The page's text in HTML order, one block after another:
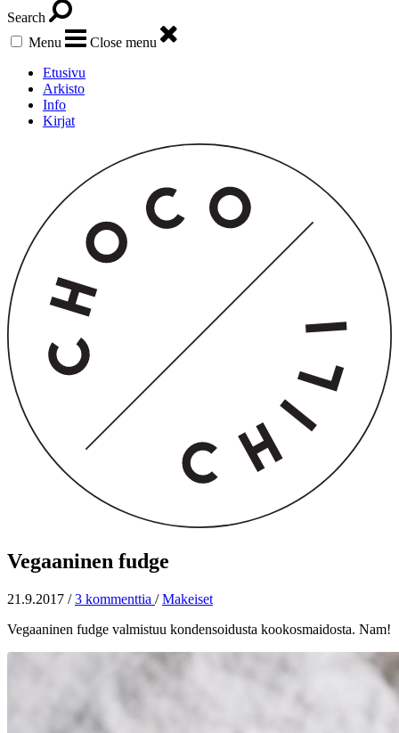
Search
Menu
Close menu
Etusivu
Arkisto
Info
Kirjat
Vegaaninen fudge
21.9.2017 / 3 kommenttia / Makeiset
Vegaaninen fudge valmistuu kondensoidusta kookosmaidosta. Nam!